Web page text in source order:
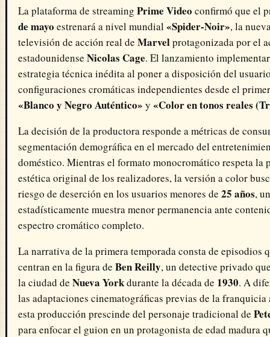
La plataforma de streaming Prime Video confirmó que el
de mayo estrenará a nivel mundial «Spider-Noir», la
televisión de acción real de Marvelprotagonizada por el
estadounidense Nicolas Cage. El lanzamiento
estrategia técnica inédita al poner a disposición del
configuraciones cromáticas independientes desde el
«Blanco y Negro Auténtico» y «Color en tonos reales
La decisión de la productora responde a métricas de
segmentación demográfica en el mercado del
doméstico. Mientras el formato monocromático respeta la
estética original de los realizadores, la versión a color
riesgo de deserción en los usuarios menores de 25 años,
estadísticamente muestra menor permanencia ante
espectro cromático completo.
La narrativa de la primera temporada consta de episodios
centran en la figura de Ben Reilly, un detective privado
la ciudad de Nueva Yorkdurante la década de 1930. A
las adaptaciones cinematográficas previas de la franquicia
esta producción prescinde del personaje tradicional de
para enfocar el guion en un protagonista de edad madura